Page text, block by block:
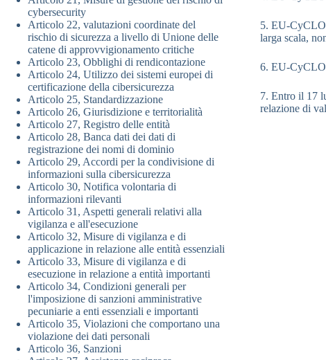
5. EU-
larga scala,
6. EU-
7. Entro il 17
relazione di
cybersecurity
Articolo 22, valutazioni coordinate del
rischio di sicurezza a livello di Unione delle
catene di approvvigionamento critiche
Articolo 23, Obblighi di rendicontazione
Articolo 24, Utilizzo dei sistemi europei di
certificazione della cibersicurezza
Articolo 25, Standardizzazione
Articolo 26, Giurisdizione e territorialità
Articolo 27, Registro delle entità
Articolo 28, Banca dati dei dati di
registrazione dei nomi di dominio
Articolo 29, Accordi per la condivisione di
informazioni sulla cibersicurezza
Articolo 30, Notifica volontaria di
informazioni rilevanti
Articolo 31, Aspetti generali relativi alla
vigilanza e all'esecuzione
Articolo 32, Misure di vigilanza e di
applicazione in relazione alle entità essenziali
Articolo 33, Misure di vigilanza e di
esecuzione in relazione a entità importanti
Articolo 34, Condizioni generali per
l'imposizione di sanzioni amministrative
pecuniarie a enti essenziali e importanti
Articolo 35, Violazioni che comportano una
violazione dei dati personali
Articolo 36, Sanzioni